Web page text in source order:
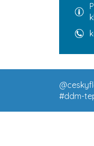
#ddm-